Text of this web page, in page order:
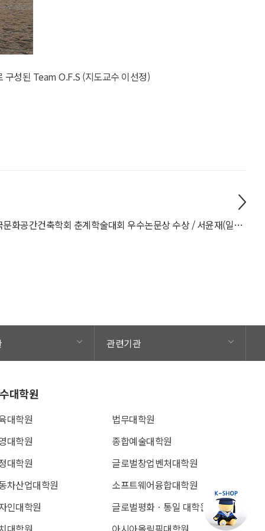
성된 Team O.F.S (지도교수 이선정)
한국문화공간건축학회 춘계학술대회 우수논문상 수상 / 서윤재(일반대학원 공간디자인학과 석사과정 25) 학생
관련기관
대학원
대학원
대학원
대학원
차산업대학원
인대학원
법무대학원
종합예술대학원
글로벌창업벤처대학원
소프트웨어융합대학원
글로벌평화ㆍ통일 대학원